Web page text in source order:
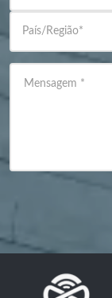
País/Região*
Mensagem *